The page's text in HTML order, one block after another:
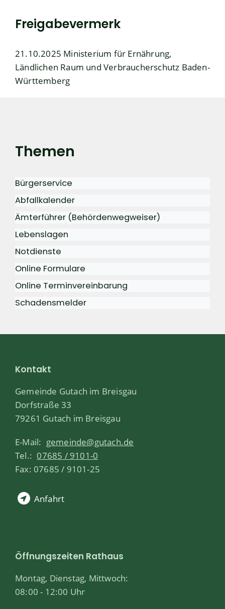
Freigabevermerk
21.10.2025 Ministerium für Ernährung,
Ländlichen Raum und Verbraucherschutz Baden-
Württemberg
Themen
Bürgerservice
Abfallkalender
Ämterführer (Behördenwegweiser)
Lebenslagen
Notdienste
Online Formulare
Online Terminvereinbarung
Schadensmelder
Kontakt
Gemeinde Gutach im Breisgau
Dorfstraße 33
79261 Gutach im Breisgau
E-Mail: gemeinde@gutach.de
Tel.: 07685 / 9101-0
Fax: 07685 / 9101-25
Anfahrt
Öffnungszeiten Rathaus
Montag, Dienstag, Mittwoch:
08:00 - 12:00 Uhr